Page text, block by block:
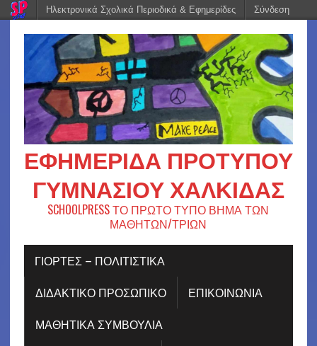
ΕΦΗΜΕΡΊΔΑ ΠΡΟΤΎΠΟΥ
ΓΥΜΝΑΣΊΟΥ ΧΑΛΚΊΔΑΣ
SCHOOLPRESS ΤΟ ΠΡΩΤΟ ΤΥΠΟ ΒΗΜΑ ΤΩΝ
ΜΑΘΗΤΩΝ/ΤΡΙΩΝ
ΓΙΟΡΤΈΣ – ΠΟΛΙΤΙΣΤΙΚΆ
ΔΙΔΑΚΤΙΚΟ ΠΡΟΣΩΠΙΚΟ
ΕΠΙΚΟΙΝΩΝΙΑ
ΜΑΘΗΤΙΚΑ ΣΥΜΒΟΥΛΙΑ
Ηλεκτρονικά Σχολικά Περιοδικά & Εφημερίδες Σύνδεση